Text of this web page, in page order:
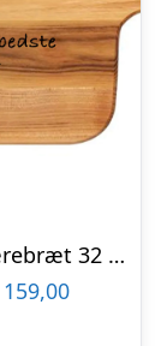
Raw skærebræt 32 x15 x 1.5
159,00